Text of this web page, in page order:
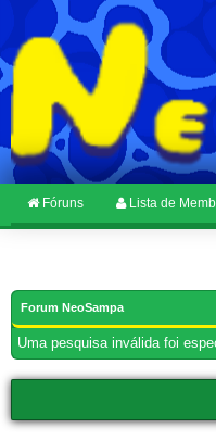
Fóruns Lista de
Forum NeoSampa
Uma pesquisa inválida foi